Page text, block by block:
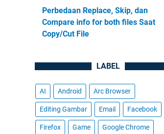
Perbedaan Replace, Skip, dan
Compare info for both files Saat
Copy/Cut File
LABEL
AI Android Arc Browser
Editing Gambar Email Facebook
Firefox Game Google Chrome